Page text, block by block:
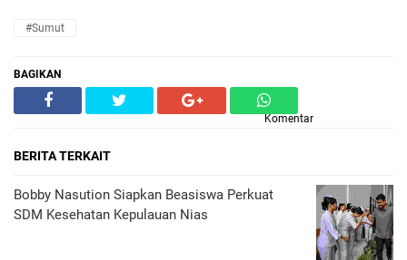
#Sumut
BAGIKAN
Komentar
BERITA TERKAIT
Bobby Nasution Siapkan Beasiswa Perkuat
SDM Kesehatan Kepulauan Nias